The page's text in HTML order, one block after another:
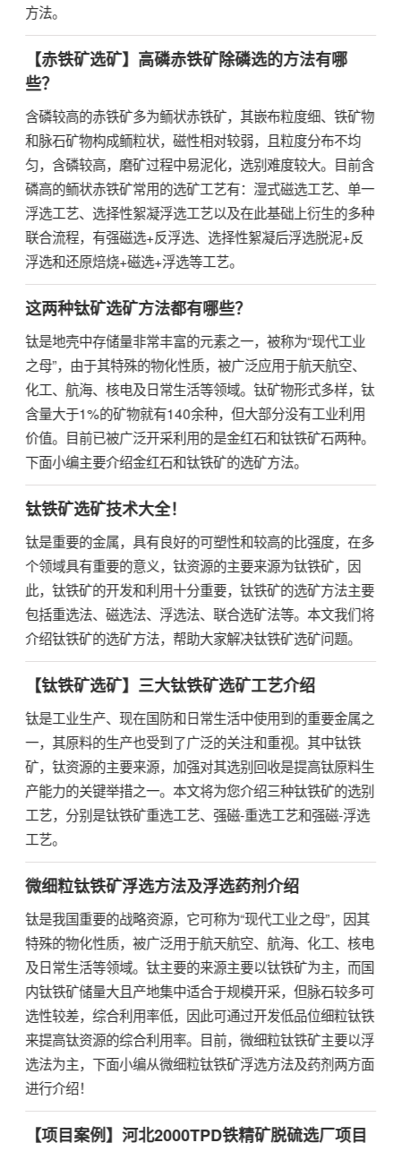
方法。
【赤铁矿选矿】高磷赤铁矿除磷选的方法有哪
些？
​含磷较高的赤铁矿多为鲕状赤铁矿，其嵌布粒度细、铁矿物
和脉石矿物构成鲕粒状，磁性相对较弱，且粒度分布不均
匀，含磷较高，磨矿过程中易泥化，选别难度较大。目前含
磷高的鲕状赤铁矿常用的选矿工艺有：湿式磁选工艺、单一
浮选工艺、选择性絮凝浮选工艺以及在此基础上衍生的多种
联合流程，有强磁选+反浮选、选择性絮凝后浮选脱泥+反
浮选和还原焙烧+磁选+浮选等工艺。
这两种钛矿选矿方法都有哪些？
钛是地壳中存储量非常丰富的元素之一，被称为“现代工业
之母”，由于其特殊的物化性质，被广泛应用于航天航空、
化工、航海、核电及日常生活等领域。钛矿物形式多样，钛
含量大于1%的矿物就有140余种，但大部分没有工业利用
价值。目前已被广泛开采利用的是金红石和钛铁矿石两种。
下面小编主要介绍金红石和钛铁矿的选矿方法。
钛铁矿选矿技术大全！
钛是重要的金属，具有良好的可塑性和较高的比强度，在多
个领域具有重要的意义，钛资源的主要来源为钛铁矿，因
此，钛铁矿的开发和利用十分重要，钛铁矿的选矿方法主要
包括重选法、磁选法、浮选法、联合选矿法等。本文我们将
介绍钛铁矿的选矿方法，帮助大家解决钛铁矿选矿问题。
【钛铁矿选矿】三大钛铁矿选矿工艺介绍
钛是工业生产、现在国防和日常生活中使用到的重要金属之
一，其原料的生产也受到了广泛的关注和重视。其中钛铁
矿，钛资源的主要来源，加强对其选别回收是提高钛原料生
产能力的关键举措之一。本文将为您介绍三种钛铁矿的选别
工艺，分别是钛铁矿重选工艺、强磁-重选工艺和强磁-浮选
工艺。
微细粒钛铁矿浮选方法及浮选药剂介绍
钛是我国重要的战略资源，它可称为“现代工业之母”，因其
特殊的物化性质，被广泛用于航天航空、航海、化工、核电
及日常生活等领域。钛主要的来源主要以钛铁矿为主，而国
内钛铁矿储量大且产地集中适合于规模开采，但脉石较多可
选性较差，综合利用率低，因此可通过开发低品位细粒钛铁
来提高钛资源的综合利用率。目前，微细粒钛铁矿主要以浮
选法为主，下面小编从微细粒钛铁矿浮选方法及药剂两方面
进行介绍！
【项目案例】河北2000TPD铁精矿脱硫选厂项目